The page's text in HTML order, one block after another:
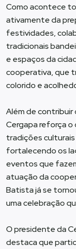
Como acontece
ativamente da
festividades,
tradicionais
e espaços da
cooperativa, que
colorido e
Além de contribuir
Cergapa reforça o
tradições culturais
fortalecendo os
eventos que
atuação da
Batista já se
uma celebração
O presidente da
destaca que